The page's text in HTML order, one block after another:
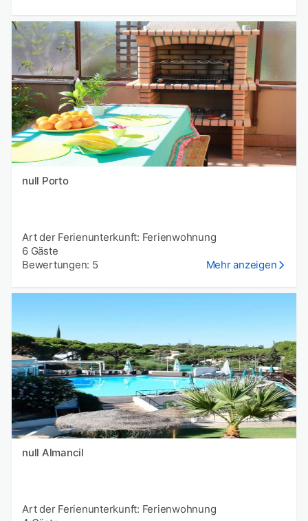
null Porto
Art der Ferienunterkunft: Ferienwohnung
6 Gäste
Bewertungen: 5
Mehr anzeigen
null Almancil
Art der Ferienunterkunft: Ferienwohnung